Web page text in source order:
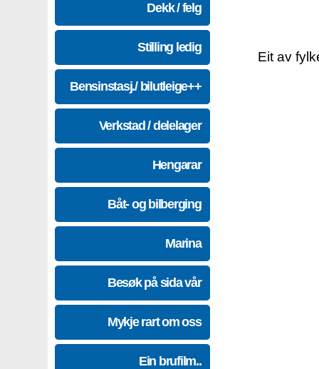
Dekk / felg
Stilling ledig
Bensinstasj./ bilutleige++
Verkstad / delelager
Hengarar
Båt- og bilberging
Marina
Besøk på sida vår
Mykje rart om oss
Ein brufilm..
Eit av